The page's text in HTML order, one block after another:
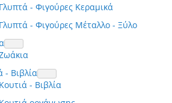
Γλυπτά - Φιγούρες Κεραμικά
Γλυπτά - Φιγούρες Μέταλλο - Ξύλο
- Βιβλία
Κουτιά - Βιβλία